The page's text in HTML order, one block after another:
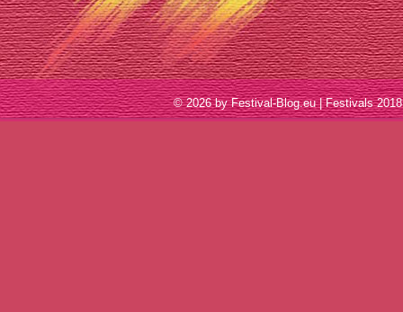
© 2026 by Festival-Blog.eu | Festivals